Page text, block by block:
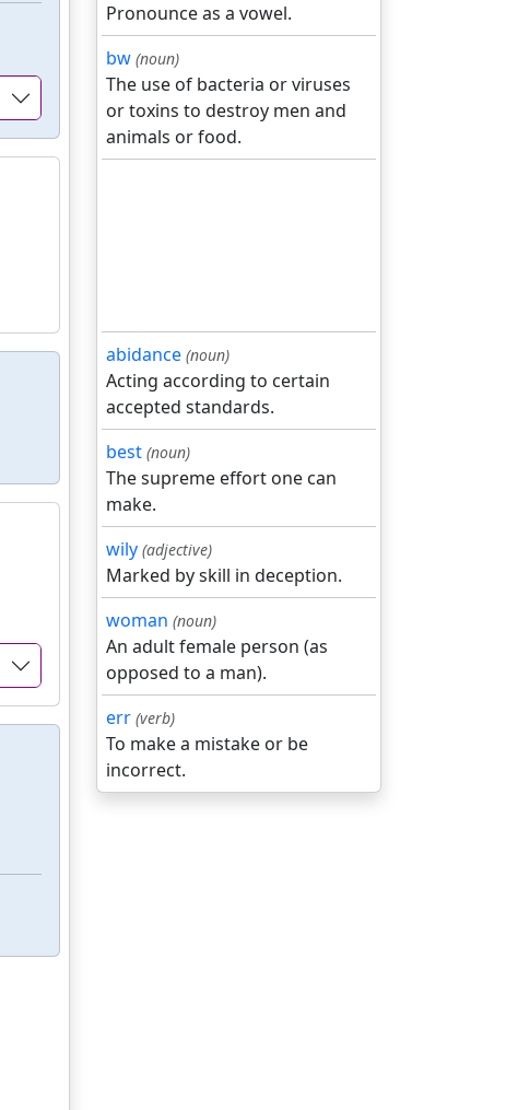
Pronounce as a vowel.
bw (noun)
The use of bacteria or viruses
or toxins to destroy men and
animals or food.
abidance (noun)
Acting according to certain
accepted standards.
best (noun)
The supreme effort one can
make.
wily (adjective)
Marked by skill in deception.
woman (noun)
An adult female person (as
opposed to a man).
err (verb)
To make a mistake or be
incorrect.